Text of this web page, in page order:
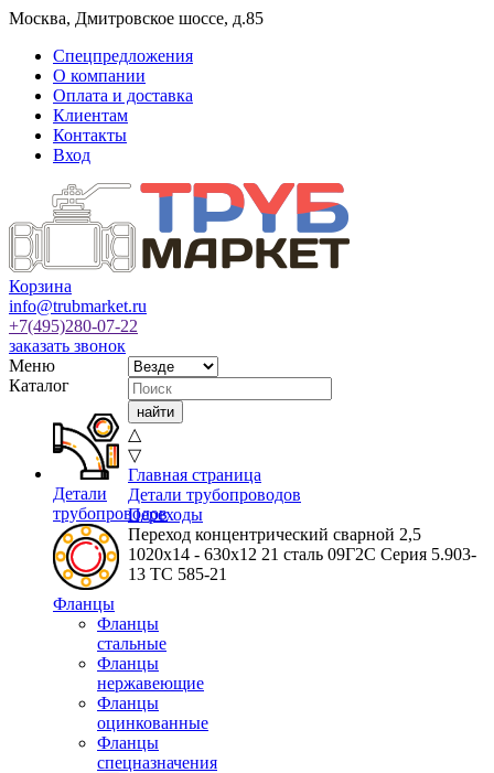
Москва, Дмитровское шоссе, д.85
Спецпредложения
О компании
Оплата и доставка
Клиентам
Контакты
Вход
Корзина
info@trubmarket.ru
+7(495)280-07-22
заказать звонок
Меню
Каталог
Детали
трубопроводов
Фланцы
Фланцы
стальные
Фланцы
нержавеющие
Фланцы
оцинкованные
Фланцы
спецназначения
△
▽
Главная страница
Детали трубопроводов
Переходы
Переход концентрический сварной 2,5
1020х14 - 630х12 21 сталь 09Г2С Серия 5.903-
13 ТС 585-21